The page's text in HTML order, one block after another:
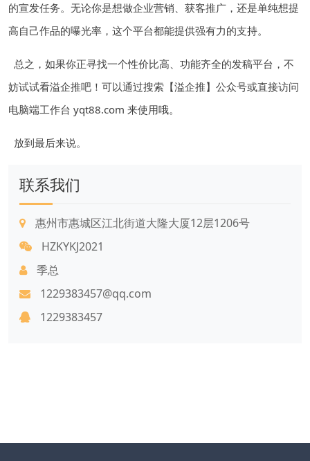
的宣发任务。无论你是想做企业营销、获客推广，还是单纯想提
高自己作品的曝光率，这个平台都能提供强有力的支持。
总之，如果你正寻找一个性价比高、功能齐全的发稿平台，不
妨试试看溢企推吧！可以通过搜索【溢企推】公众号或直接访问
电脑端工作台 yqt88.com 来使用哦。
放到最后来说。
联系我们
惠州市惠城区江北街道大隆大厦12层1206号
HZKYKJ2021
季总
1229383457@qq.com
1229383457